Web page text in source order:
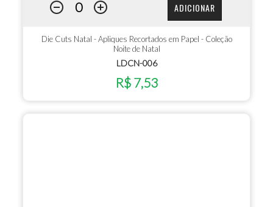
ADICIONAR
Die Cuts Natal - Apliques Recortados em Papel - Coleção
Noite de Natal
LDCN-006
R$ 7,53